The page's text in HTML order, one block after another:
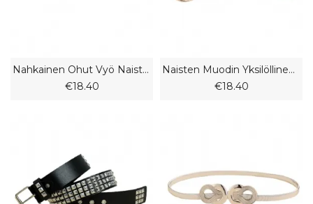
Nahkainen Ohut Vyö Naisten Nahkasolkivyö
€18.40
Naisten Muodin Yksilöllinen Vyö Trendikäs Farkkuhousut Isolla Päällä Metallisoljella Koristeellinen Vyö
€18.40